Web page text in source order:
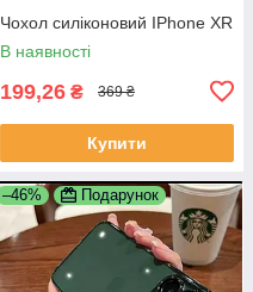
Чохол силіконовий IPhone XR
В наявності
199,26 ₴ 369 ₴
Купити
–46% Подарунок